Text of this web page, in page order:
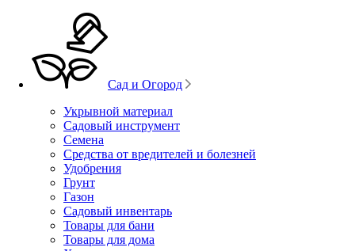
Сад и Огород
Укрывной материал
Садовый инструмент
Семена
Средства от вредителей и болезней
Удобрения
Грунт
Газон
Садовый инвентарь
Товары для бани
Товары для дома